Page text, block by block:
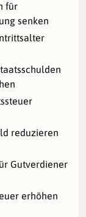
für
senken
reduzieren
Gutverdiener
erhöhen